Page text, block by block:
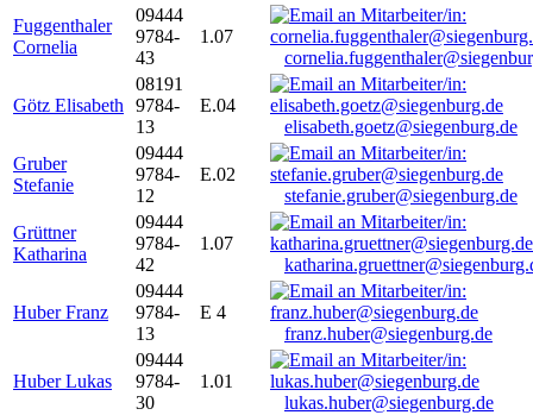
Fuggenthaler
Cornelia
09444
9784-
43
1.07
Götz Elisabeth
08191
9784-
13
E.04
elisabeth.goetz@siegenburg.de
Gruber
Stefanie
09444
9784-
12
E.02
stefanie.gruber@siegenburg.de
Grüttner
Katharina
09444
9784-
42
1.07
Huber Franz
09444
9784-
13
E 4
franz.huber@siegenburg.de
Huber Lukas
09444
9784-
30
1.01
lukas.huber@siegenburg.de